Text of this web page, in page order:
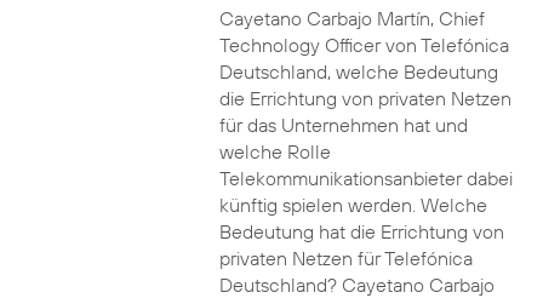
Cayetano Carbajo Martín, Chief
Technology Officer von Telefónica
Deutschland, welche Bedeutung
die Errichtung von privaten Netzen
für das Unternehmen hat und
welche Rolle
Telekommunikationsanbieter dabei
künftig spielen werden. Welche
Bedeutung hat die Errichtung von
privaten Netzen für Telefónica
Deutschland? Cayetano Carbajo